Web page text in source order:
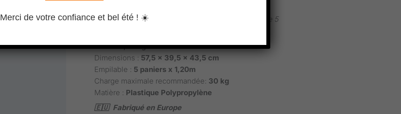
Commande minimum :
10 pièces, puis par packs de 5
Poids :2,35 kg
Dimensions : 57,5 x 39,5 x 43,5 cm
Empilable : 5 paniers x 1,20m
Charge maximale recommandée: 30 kg
Matière : Plastique Polypropylène
🇪🇺 Fabriqué en Europe
Merci de votre confiance et bel été ! ☀️